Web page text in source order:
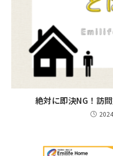
絶対に即決NG！訪